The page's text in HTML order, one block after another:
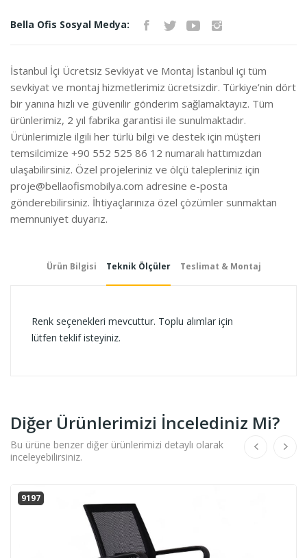
Bella Ofis Sosyal Medya:
İstanbul İçi Ücretsiz Sevkiyat ve Montaj İstanbul içi tüm
sevkiyat ve montaj hizmetlerimiz ücretsizdir. Türkiye’nin dört
bir yanına hızlı ve güvenilir gönderim sağlamaktayız. Tüm
ürünlerimiz, 2 yıl fabrika garantisi ile sunulmaktadır.
Ürünlerimizle ilgili her türlü bilgi ve destek için müşteri
temsilcimize +90 552 525 86 12 numaralı hattımızdan
ulaşabilirsiniz. Özel projeleriniz ve ölçü talepleriniz için
proje@bellaofismobilya.com adresine e-posta
gönderebilirsiniz. İhtiyaçlarınıza özel çözümler sunmaktan
memnuniyet duyarız.
Ürün Bilgisi Teknik Ölçüler Teslimat & Montaj
Renk seçenekleri mevcuttur. Toplu alımlar için
lütfen teklif isteyiniz.
Diğer Ürünlerimizi İncelediniz Mi?
Bu ürüne benzer diğer ürünlerimizi detaylı olarak
inceleyebilirsiniz.
9197